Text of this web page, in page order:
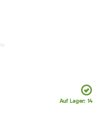
Auf Lager: 14